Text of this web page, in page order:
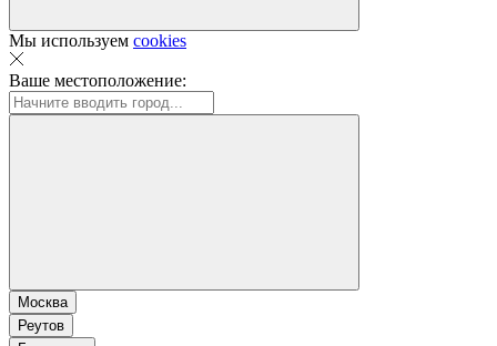
Мы используем cookies
Ваше местоположение:
Москва
Реутов